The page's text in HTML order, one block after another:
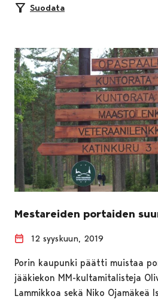
Suodata
Mestareiden portaiden
12 syyskuun, 2019
Porin kaupunki päätti muistaa
jääkiekon MM-kultamitalisteja
Lammikkoa sekä Niko Ojamäkeä